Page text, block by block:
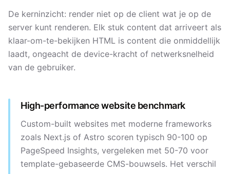
De kerninzicht: render niet op de client wat je op de
server kunt renderen. Elk stuk content dat arriveert als
klaar-om-te-bekijken HTML is content die onmiddellijk
laadt, ongeacht de device-kracht of netwerksnelheid
van de gebruiker.
High-performance website benchmark
Custom-built websites met moderne frameworks
zoals Next.js of Astro scoren typisch 90-100 op
PageSpeed Insights, vergeleken met 50-70 voor
template-gebaseerde CMS-bouwsels. Het verschil